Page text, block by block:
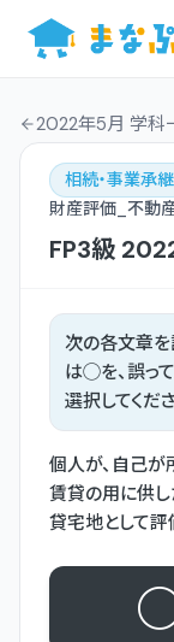
2022年5月 学科
相続・事業承継
財産評価_不動
FP3級
次の各文章を
は◯を、誤っ
選択してくだ
個人が、自己が
賃貸の用に供
貸宅地として評